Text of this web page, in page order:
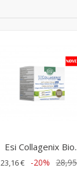
Esi Collagenix
23,16 € -20%